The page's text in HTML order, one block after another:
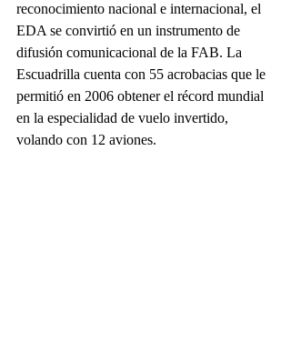
reconocimiento nacional e internacional, el
EDA se convirtió en un instrumento de
difusión comunicacional de la FAB. La
Escuadrilla cuenta con 55 acrobacias que le
permitió en 2006 obtener el récord mundial
en la especialidad de vuelo invertido,
volando con 12 aviones.